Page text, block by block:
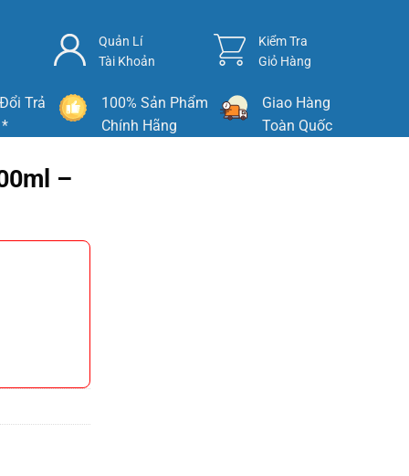
Quản Lí
Tài Khoản
Kiểm Tra
Giỏ Hàng
Trả
100% Sản Phẩm
Chính Hãng
Giao Hàng
Toàn Quốc
–